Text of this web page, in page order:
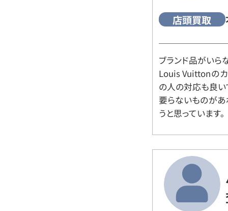
店頭買取
ブランド品がいら
Louis Vuittonの
の人の対応も良い
要らないものがあ
うと思っています。